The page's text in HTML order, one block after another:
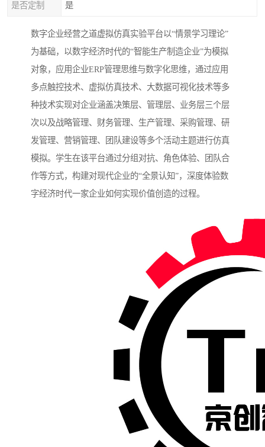
是否定制 是
数字企业经营之道虚拟仿真实验平台以“情景学习理论”
为基础，以数字经济时代的“智能生产制造企业”为模拟
对象，应用企业ERP管理思维与数字化思维，通过应用
多点触控技术、虚拟仿真技术、大数据可视化技术等多
种技术实现对企业涵盖决策层、管理层、业务层三个层
次以及战略管理、财务管理、生产管理、采购管理、研
发管理、营销管理、团队建设等多个活动主题进行仿真
模拟。学生在该平台通过分组对抗、角色体验、团队合
作等方式，构建对现代企业的“全景认知”，深度体验数
字经济时代一家企业如何实现价值创造的过程。